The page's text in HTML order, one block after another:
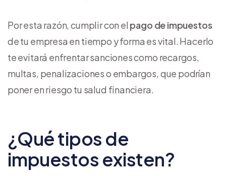
Por esta razón, cumplir con el pago de impuestos
de tu empresa en tiempo y forma es vital. Hacerlo
te evitará enfrentar sanciones como recargos,
multas, penalizaciones o embargos, que podrían
poner en riesgo tu salud financiera.
¿Qué tipos de
impuestos existen?